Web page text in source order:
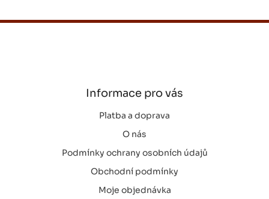
Z
Informace pro vás
Platba a doprava
O nás
Podmínky ochrany osobních údajů
Obchodní podmínky
Moje objednávka